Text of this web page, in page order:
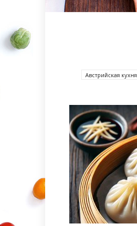
Австрийская кухня